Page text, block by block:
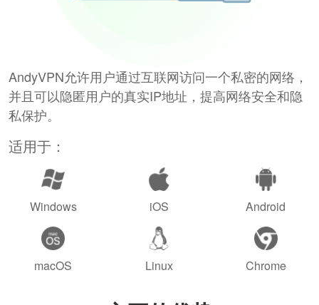
AndyVPN允许用户通过互联网访问一个私密的网络，
并且可以隐匿用户的真实IP地址，提高网络安全和隐
私保护。
适用于：
Windows iOS Android
macOS Linux Chrome